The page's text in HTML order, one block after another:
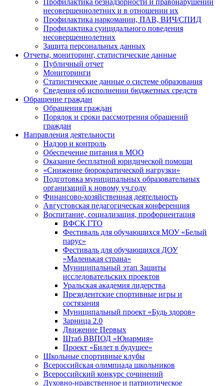
Профилактика безнадзорности и правонарушений
несовершеннолетних и в отношении их
Профилактика наркомании, ПАВ, ВИЧ/СПИД
Профилактика суицидального поведения
несовершеннолетних
Защита персональных данных
Отчеты, мониторинг, статистические данные
Публичный отчет
Мониторинги
Статистические данные о системе образования
Сведения об исполнении бюджетных средств
Обращение граждан
Обращения граждан
Порядок и сроки рассмотрения обращений
граждан
Направления деятельности
Надзор и контроль
Обеспечение питания в МОО
Оказание бесплатной юридической помощи
«Снижение бюрократической нагрузки»
Подготовка муниципальных образовательных
организаций к новому уч.году
Финансово-хозяйственная деятельность
Августовская педагогическая конференция
Воспитание, социализация, профориентация
ВФСК ГТО
Фестиваль для обучающихся МОУ «Белый
парус»
Фестиваль для обучающихся ДОУ
«Маленькая страна»
Муниципальный этап Защиты
исследовательских проектов
Уральская академия лидерства
Президентские спортивные игры и
состязания
Муниципальный проект «Будь здоров»
Зарница 2.0
Движение Первых
Штаб ВВПОД «Юнармия»
Проект «Билет в будущее»
Школьные спортивные клубы
Всероссийская олимпиада школьников
Всероссийский конкурс сочинений
Духовно-нравственное и патриотическое